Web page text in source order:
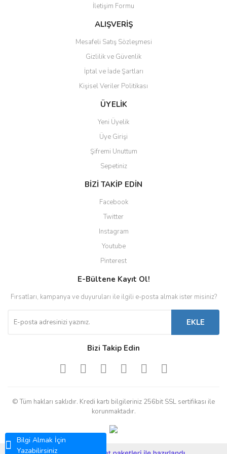
Bilgi Almak İçin
Yazabilirsiniz
Gönder
İletişim Formu
ALIŞVERİŞ
Mesafeli Satış Sözleşmesi
Gizlilik ve Güvenlik
İptal ve İade Şartları
Kişisel Veriler Politikası
ÜYELİK
Yeni Üyelik
Üye Girişi
Şifremi Unuttum
Sepetiniz
BİZİ TAKİP EDİN
Facebook
Twitter
Instagram
Youtube
Pinterest
E-Bültene Kayıt Ol!
Fırsatları, kampanya ve duyuruları ile ilgili e-posta almak ister misiniz?
EKLE
Bizi Takip Edin
© Tüm hakları saklıdır. Kredi kartı bilgileriniz 256bit SSL sertifikası ile
korunmaktadır.